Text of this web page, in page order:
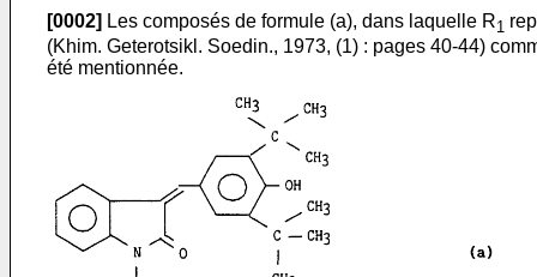
[0002] Les composés de formule (a), dans laquelle R1
(Khim. Geterotsikl. Soedin., 1973, (1) : pages 40-44)
été mentionnée.